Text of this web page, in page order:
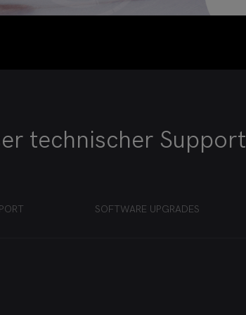
technischer Support
SOFTWARE UPGRADES